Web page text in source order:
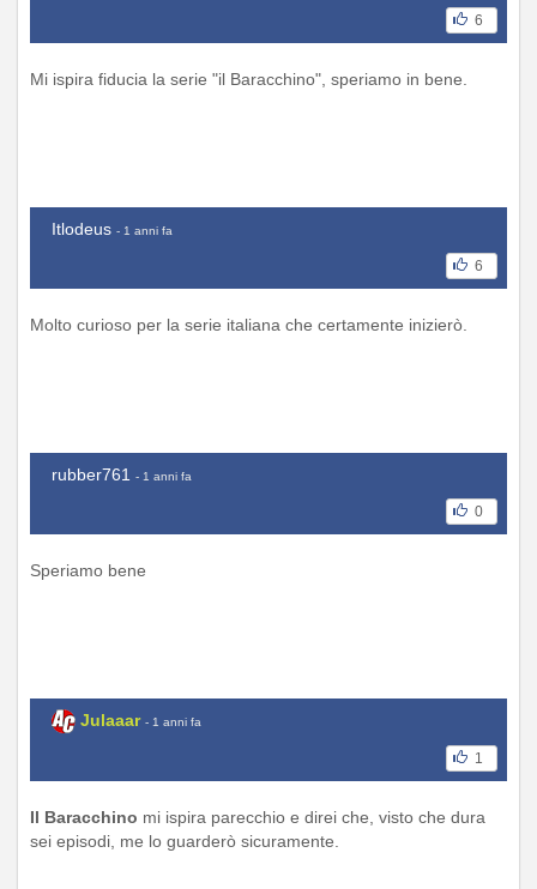
6
Mi ispira fiducia la serie "il Baracchino", speriamo in bene.
Itlodeus - 1 anni fa
6
Molto curioso per la serie italiana che certamente inizierò.
rubber761 - 1 anni fa
0
Speriamo bene
Julaaar - 1 anni fa
1
Il Baracchino mi ispira parecchio e direi che, visto che dura
sei episodi, me lo guarderò sicuramente.